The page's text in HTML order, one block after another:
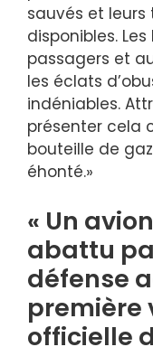
sauvés et
disponibles.
passagers et
les éclats
indéniables.
présenter cela
bouteille de
éhonté.»
« Un
abattu
défense
première
officielle